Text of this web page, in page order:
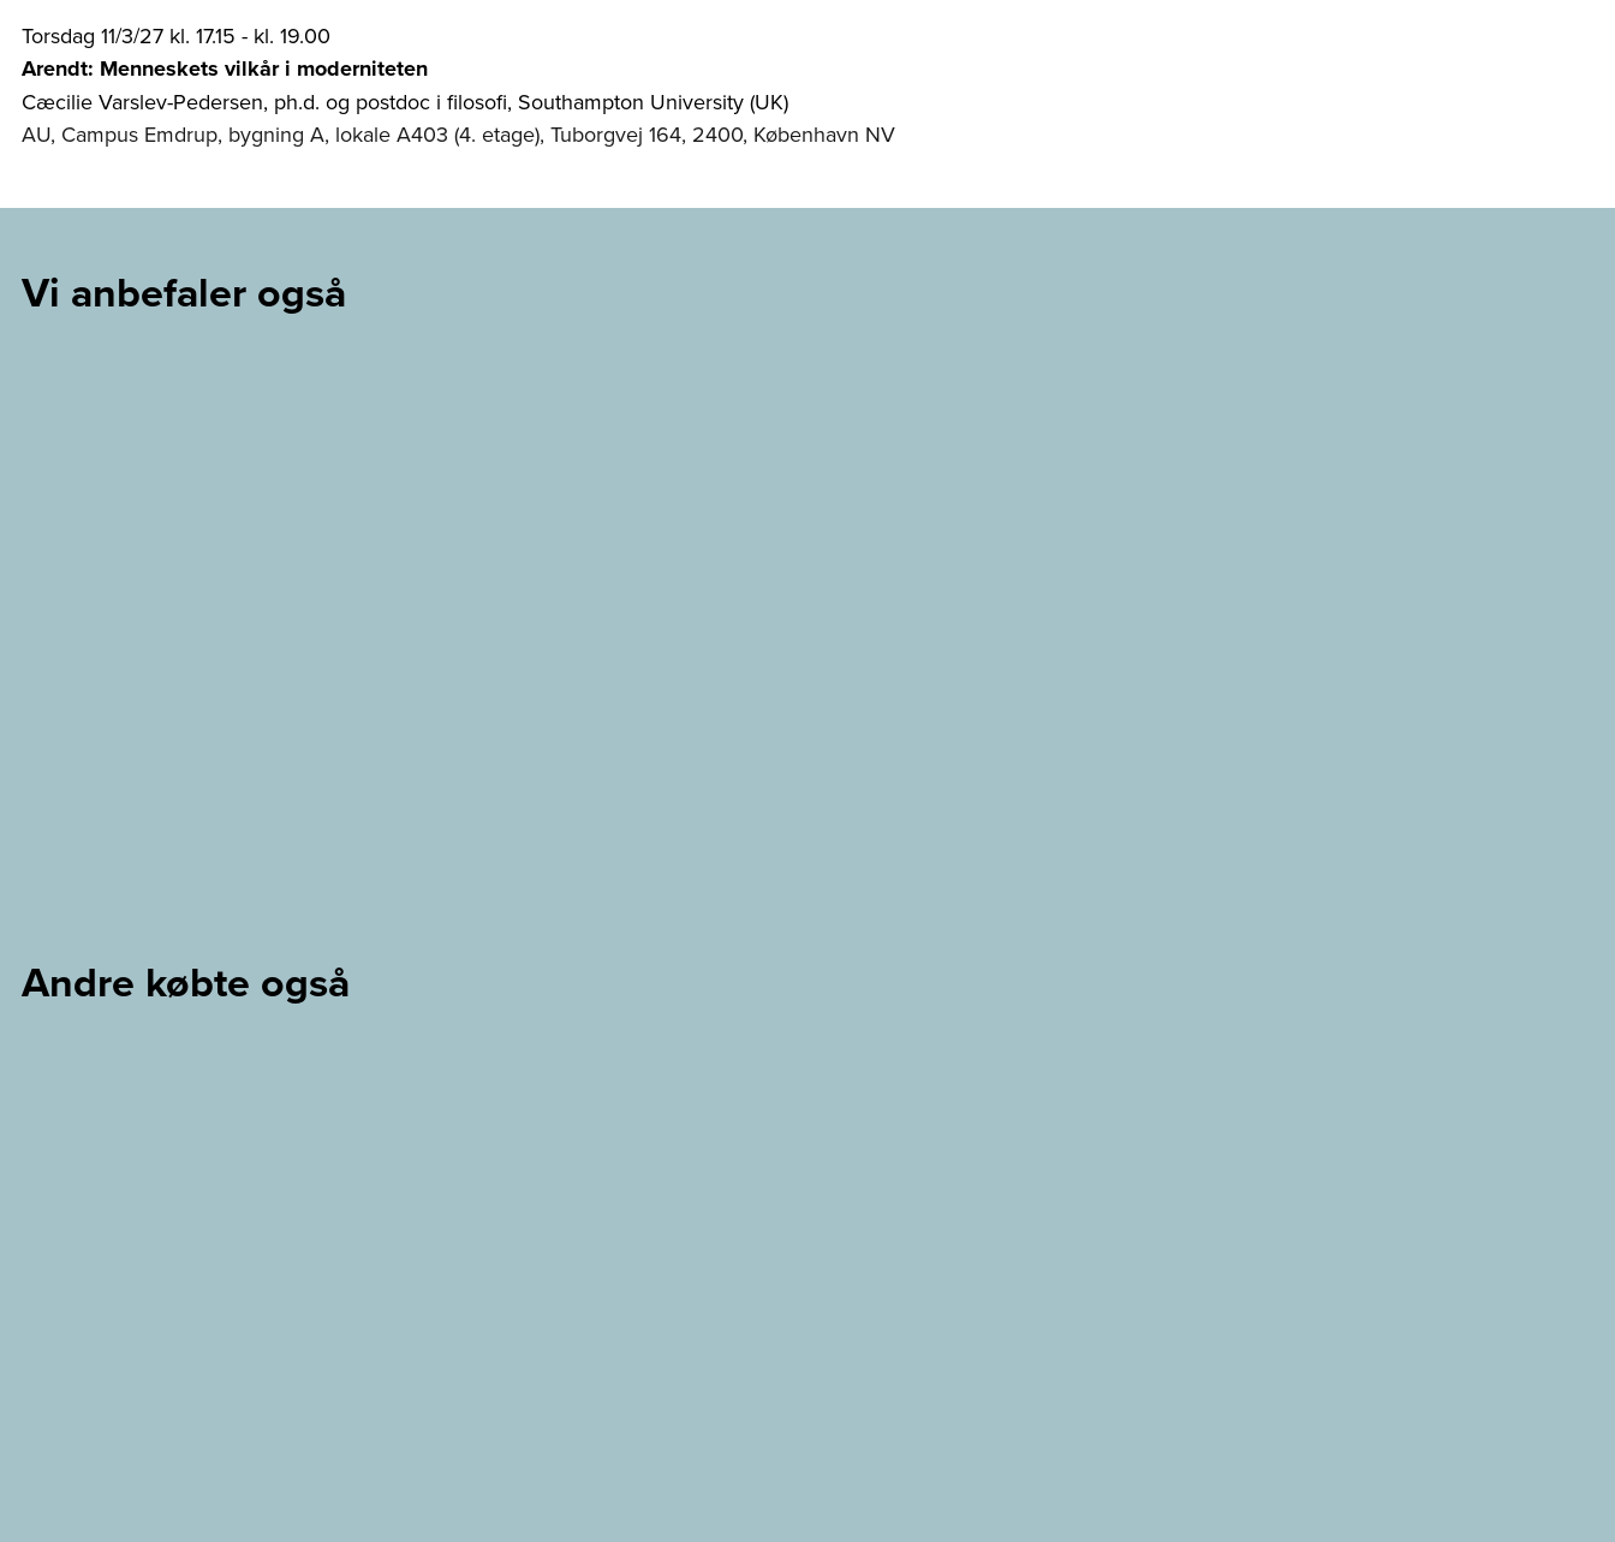
Torsdag 11/3/27 kl. 17.15 - kl. 19.00
Arendt: Menneskets vilkår i moderniteten
Cæcilie Varslev-Pedersen, ph.d. og postdoc i filosofi, Southampton University (UK)
AU, Campus Emdrup, bygning A, lokale A403 (4. etage), Tuborgvej 164, 2400, København NV
Vi anbefaler også
Andre købte også